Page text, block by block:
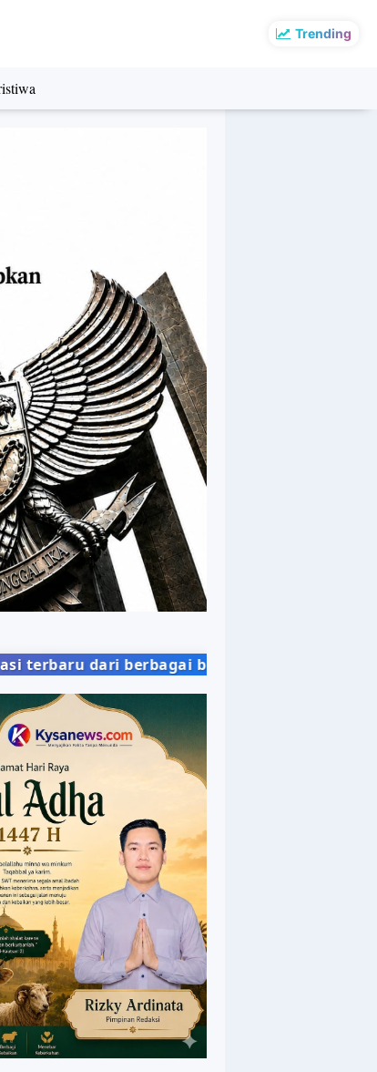
Trending
bidang kehidupan masyarakat